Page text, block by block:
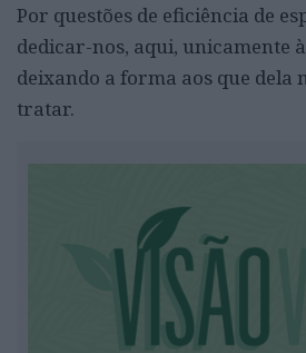
Por questões de eficiência de
dedicar-nos, aqui, unicamente
deixando a forma aos que dela
tratar.